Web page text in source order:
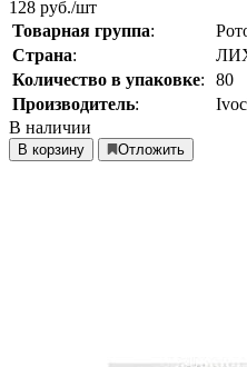
128 руб./шт
Товарная группа:
Страна:
Количество в упаковке:
80
Производитель:
В наличии
В корзину Отложить